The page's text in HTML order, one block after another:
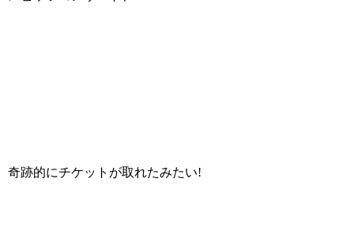
奇跡的にチケットが取れたみたい!